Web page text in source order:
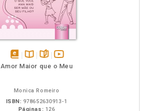
disponívelDisponível
páginas
vídeo
Amor Maior que o Meu
Monica Romeiro
ISBN: 978652630913-1
Páginas: 126